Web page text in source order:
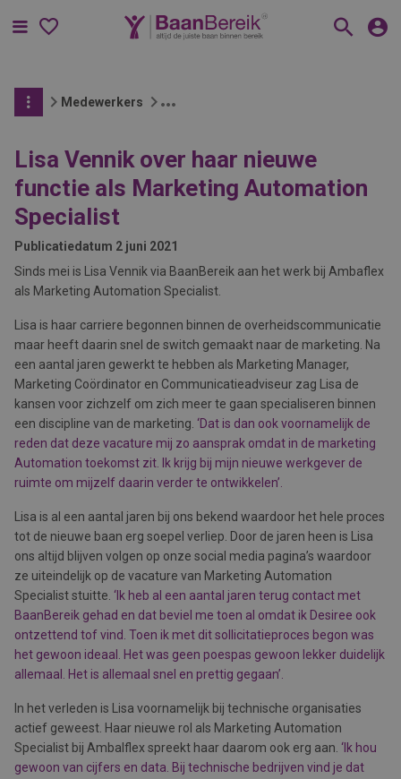
Menu
Medewerkers
Lisa Vennik over haar nieuwe
functie als Marketing Automation
Specialist
Publicatiedatum 2 juni 2021
Sinds mei is Lisa Vennik via BaanBereik aan het werk bij Ambaflex
als Marketing Automation Specialist.
Lisa is haar carriere begonnen binnen de overheidscommunicatie
maar heeft daarin snel de switch gemaakt naar de marketing. Na
een aantal jaren gewerkt te hebben als Marketing Manager,
Marketing Coördinator en Communicatieadviseur zag Lisa de
kansen voor zichzelf om zich meer te gaan specialiseren binnen
een discipline van de marketing. ‘Dat is dan ook voornamelijk de
reden dat deze vacature mij zo aansprak omdat in de marketing
Automation toekomst zit. Ik krijg bij mijn nieuwe werkgever de
ruimte om mijzelf daarin verder te ontwikkelen’.
Lisa is al een aantal jaren bij ons bekend waardoor het hele proces
tot de nieuwe baan erg soepel verliep. Door de jaren heen is Lisa
ons altijd blijven volgen op onze social media pagina’s waardoor
ze uiteindelijk op de vacature van Marketing Automation
Specialist stuitte. ‘Ik heb al een aantal jaren terug contact met
BaanBereik gehad en dat beviel me toen al omdat ik Desiree ook
ontzettend tof vind. Toen ik met dit sollicitatieproces begon was
het gewoon ideaal. Het was geen poespas gewoon lekker duidelijk
allemaal. Het is allemaal snel en prettig gegaan’.
In het verleden is Lisa voornamelijk bij technische organisaties
actief geweest. Haar nieuwe rol als Marketing Automation
Specialist bij Ambalflex spreekt haar daarom ook erg aan. ‘Ik hou
gewoon van cijfers en data. Bij technische bedrijven vind je dat